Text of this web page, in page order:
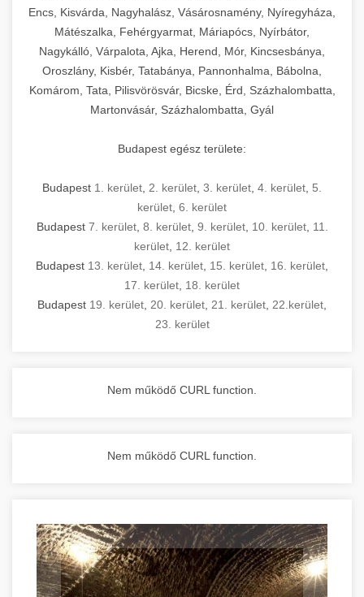
Encs, Kisvárda, Nagyhalász, Vásárosnamény, Nyíregyháza,
Mátészalka, Fehérgyarmat, Máriapócs, Nyírbátor,
Nagykálló, Várpalota, Ajka, Herend, Mór, Kincsesbánya,
Oroszlány, Kisbér, Tatabánya, Pannonhalma, Bábolna,
Komárom, Tata, Pilisvörösvár, Bicske, Érd, Százhalombatta,
Martonvásár, Százhalombatta, Gyál
Budapest egész területe:
Budapest 1. kerület 2. kerület 3. kerület 4. kerület 5.
kerület 6. kerület
Budapest 7. kerület, 8. kerület, 9. kerület, 10. kerület, 11.
kerület 12. kerület
Budapest 13. kerület 14. kerület 15. kerület 16. kerület
17. kerület 18. kerület
Budapest 19. kerület 20. kerület 21. kerület 22.kerület
23. kerület
Nem működő CURL function.
Nem működő CURL function.